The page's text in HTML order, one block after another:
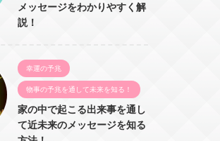
メッセージをわかりやすく解
説！
幸運の予兆
物事の予兆を通して未来を知る！
家の中で起こる出来事を通し
て近未来のメッセージを知る